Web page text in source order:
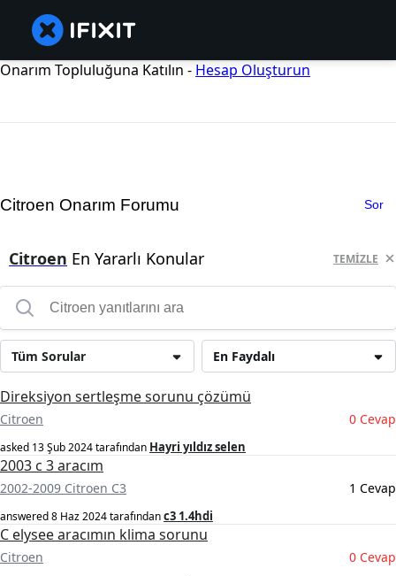
Onarım Topluluğuna Katılın - Hesap Oluşturun
Citroen Onarım Forumu Sor
Citroen En Yararlı Konular TEMIZLE
En Faydalı
Tüm Sorular
Direksiyon sertleşme sorunu çözümü
Citroen 0 Cevap
asked 13 Şub 2024tarafından Hayri yıldız selen
2003 c 3 aracım
2002-2009 Citroen C3 1 Cevap
answered8 Haz 2024tarafındanc3 1.4hdi
C elysee aracımın klima sorunu
Citroen 0 Cevap